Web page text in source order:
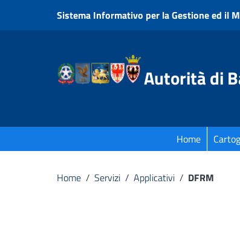
Vai ai contenuti
Vai al menu di navigazione
Sistema Informativo per la Gestione ed il
Autorità di
Home
Home / Servizi / Applicativi / DFRM